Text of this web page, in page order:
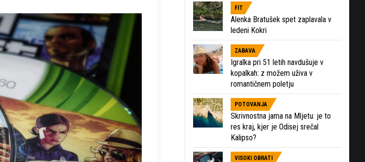
FIT
Alenka Bratušek spet zaplavala v
ledeni Kokri
ZABAVA
Igralka pri 51 letih navdušuje v
kopalkah: z možem uživa v
romantičnem poletju
POTOVANJA
Skrivnostna jama na Mljetu: je to
res kraj, kjer je Odisej srečal
Kalipso?
VISOKI OBRATI